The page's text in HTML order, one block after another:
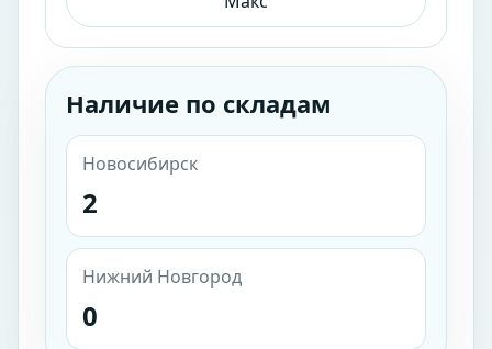
Наличие по складам
Новосибирск
2
Нижний Новгород
0